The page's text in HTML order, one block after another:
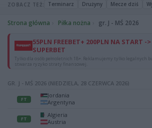
ZOBACZ TEŻ: Terminarz Drużyny Mecze dziś
Strona główna Piłka nożna gr. J - MŚ 2026
55PLN FREEBET+ 200PLN NA START -
SUPERBET
Tylko dla osób pełnoletnich 18+. Reklamujemy tylko legalnych
stwarza ryzyko straty finansowej.
GR. J - MŚ 2026 (NIEDZIELA, 28 CZERWCA 2026)
FT
Jordania
Argentyna
FT
Algieria
Austria